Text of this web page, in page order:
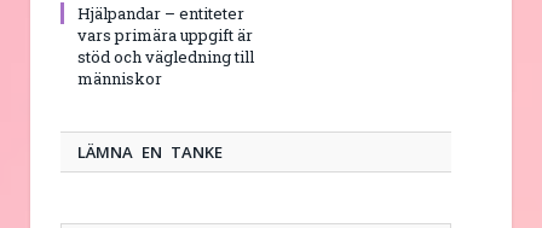
Hjälpandar – entiteter
vars primära uppgift är
stöd och vägledning till
människor
LÄMNA EN TANKE